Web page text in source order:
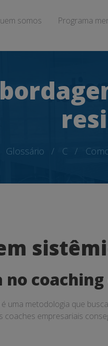
somos Programa
Glossário C
uma metodologia que
empresariais